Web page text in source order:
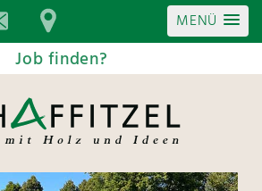
MENÜ
Job finden?